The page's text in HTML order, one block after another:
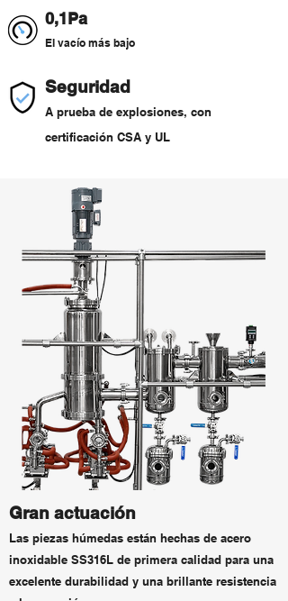
0,1Pa
El vacío más bajo
Seguridad
A prueba de explosiones, con
certificación CSA y UL
Gran actuación
Las piezas húmedas están hechas de acero
inoxidable SS316L de primera calidad para una
excelente durabilidad y una brillante resistencia